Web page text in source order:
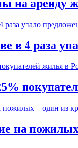
на
в 4 раза
на